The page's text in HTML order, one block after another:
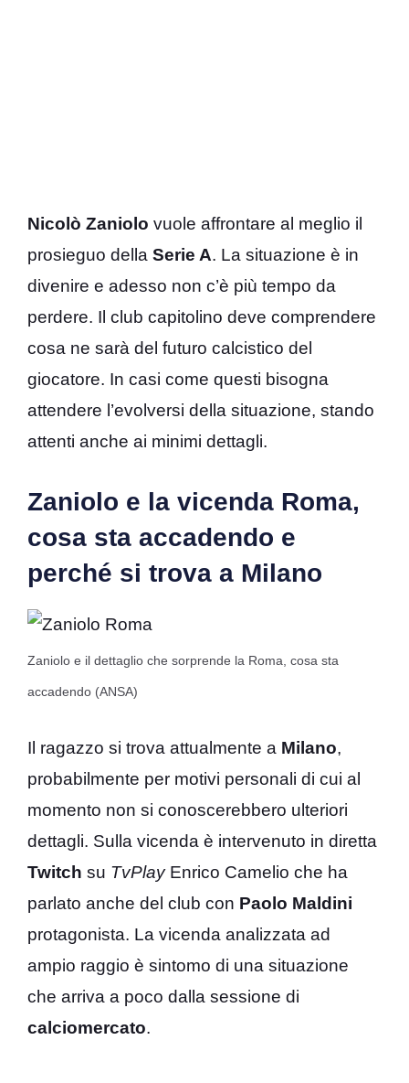
Nicolò Zaniolo vuole affrontare al meglio il
prosieguo della Serie A. La situazione è in
divenire e adesso non c’è più tempo da
perdere. Il club capitolino deve comprendere
cosa ne sarà del futuro calcistico del
giocatore. In casi come questi bisogna
attendere l’evolversi della situazione, stando
attenti anche ai minimi dettagli.
Zaniolo e la vicenda Roma,
cosa sta accadendo e
perché si trova a Milano
Zaniolo e il dettaglio che sorprende la Roma, cosa sta
accadendo (ANSA)
Il ragazzo si trova attualmente a Milano,
probabilmente per motivi personali di cui al
momento non si conoscerebbero ulteriori
dettagli. Sulla vicenda è intervenuto in diretta
Twitch su TvPlayEnrico Camelio che ha
parlato anche del club con Paolo Maldini
protagonista. La vicenda analizzata ad
ampio raggio è sintomo di una situazione
che arriva a poco dalla sessione di
calciomercato.